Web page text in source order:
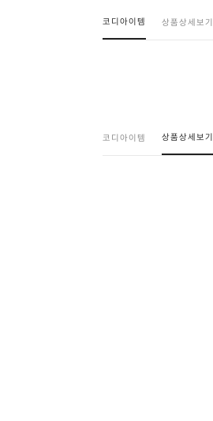
코디아이템 상품상세보기
코디아이템 상품상세보기